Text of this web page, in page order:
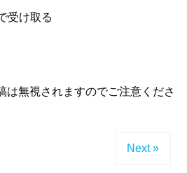
受け取る
は無視されますのでご注意くださ
Next »